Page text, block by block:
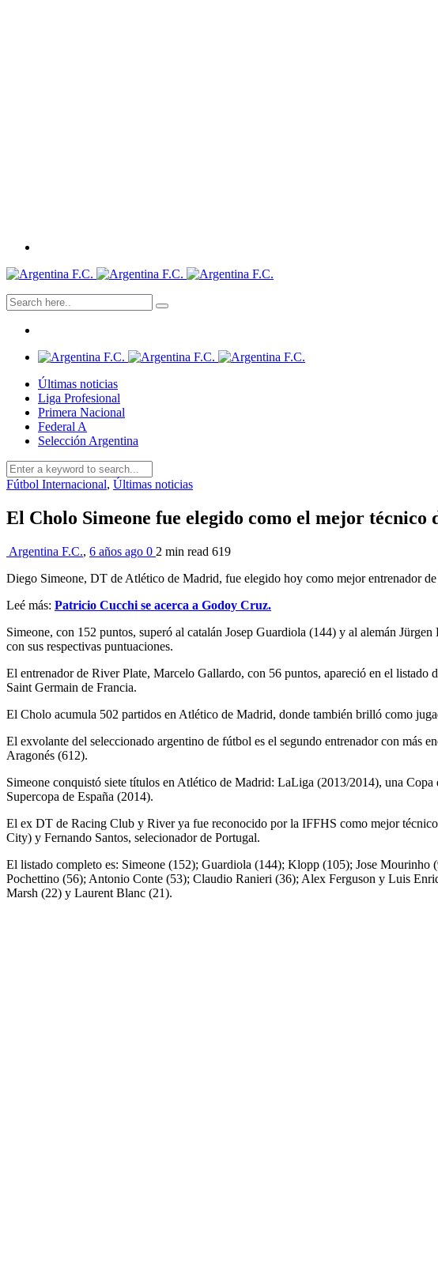
Últimas noticias
Liga Profesional
Primera Nacional
Federal A
Selección Argentina
Fútbol Internacional, Últimas noticias
El Cholo Simeone fue elegido como el mejor técnico
Argentina F.C., 6 años ago 0 2 min read 619
Diego Simeone, DT de Atlético de Madrid, fue elegido hoy como mejor entrenador
Leé más: Patricio Cucchi se acerca a Godoy Cruz.
Simeone, con 152 puntos, superó al catalán Josep Guardiola (144) y al alemán
con sus respectivas puntuaciones.
El entrenador de River Plate, Marcelo Gallardo, con 56 puntos, apareció en el
Saint Germain de Francia.
El Cholo acumula 502 partidos en Atlético de Madrid, donde también brilló como
El exvolante del seleccionado argentino de fútbol es el segundo entrenador con más
Aragonés (612).
Simeone conquistó siete títulos en Atlético de Madrid: LaLiga (2013/2014), una
Supercopa de España (2014).
El ex DT de Racing Club y River ya fue reconocido por la IFFHS como mejor
City) y Fernando Santos, selecionador de Portugal.
El listado completo es: Simeone (152); Guardiola (144); Klopp (105); Jose
Pochettino (56); Antonio Conte (53); Claudio Ranieri (36); Alex Ferguson y Luis
Marsh (22) y Laurent Blanc (21).